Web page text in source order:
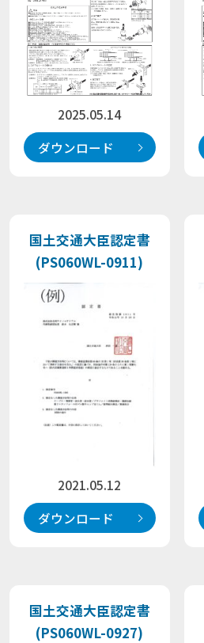
2025.05.14
ダウンロード
国土交通大臣認定書
(PS060WL-0911)
2021.05.12
ダウンロード
国土交通大臣認定書
(PS060WL-0927)